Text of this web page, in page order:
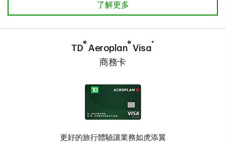
TD商務旅行Visa*卡 了解更多
了解更多
TD® Aeroplan® Visa*
商務卡
更好的旅行體驗讓業務如虎添翼